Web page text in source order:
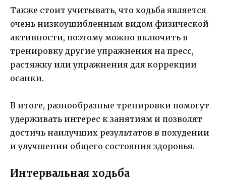
Также стоит учитывать, что ходьба является
очень низкоушибленным видом физической
активности, поэтому можно включить в
тренировку другие упражнения на пресс,
растяжку или упражнения для коррекции
осанки.
В итоге, разнообразные тренировки помогут
удерживать интерес к занятиям и позволят
достичь наилучших результатов в похудении
и улучшении общего состояния здоровья.
Интервальная ходьба